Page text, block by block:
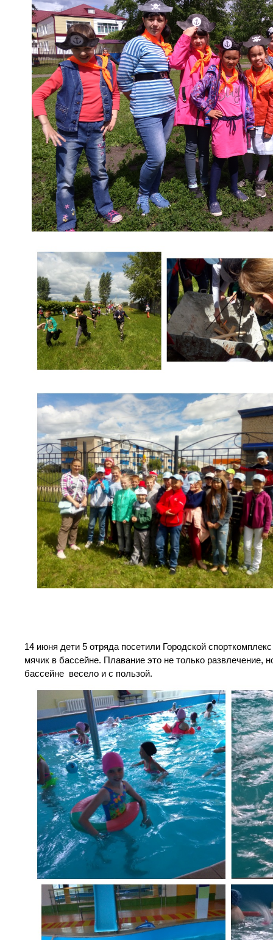
14 июня дети 5 отряда посетили Городской
мячик в бассейне. Плавание это не только развлечение,
бассейне весело и с пользой.